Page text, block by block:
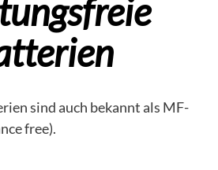
sind auch bekannt als MF-
free).